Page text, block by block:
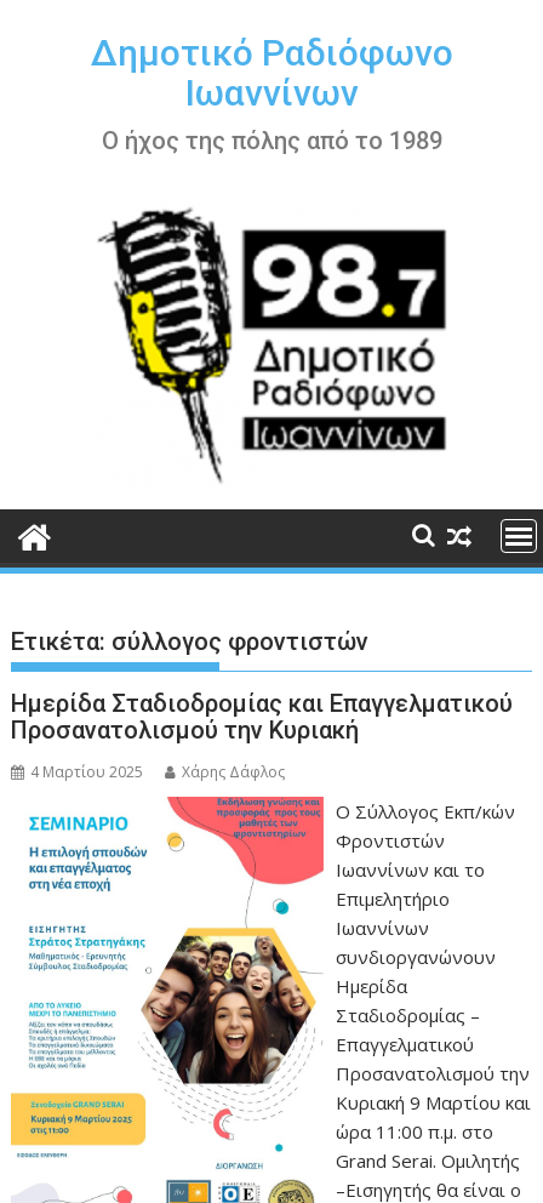
περιεχόμενοΔημοτικό Ραδιόφωνο
Ιωαννίνων
Ο ήχος της πόλης από το 1989
Ετικέτα: σύλλογος φροντιστών
Ημερίδα Σταδιοδρομίας και Επαγγελματικού
Προσανατολισμού την Κυριακή
4 Μαρτίου 2025 Χάρης Δάφλος
Ο Σύλλογος Εκπ/κών
Φροντιστών
Ιωαννίνων και το
Επιμελητήριο
Ιωαννίνων
συνδιοργανώνουν
Ημερίδα
Σταδιοδρομίας –
Επαγγελματικού
Προσανατολισμού την
Κυριακή 9 Μαρτίου και
ώρα 11:00 π.μ. στο
Grand Serai. Ομιλητής
–Εισηγητής θα είναι ο